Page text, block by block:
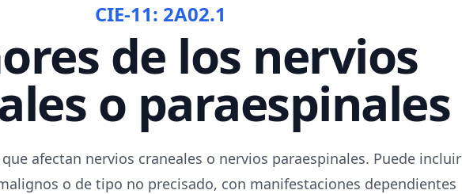
CIE-11: 2A02.1
de los nervios
o paraespinales
afectan nervios craneales o nervios paraespinales. Puede incluir
o de tipo no precisado, con manifestaciones dependientes